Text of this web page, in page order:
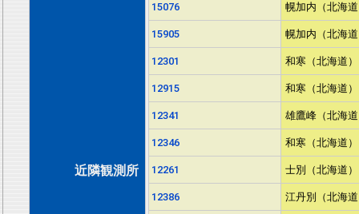
近隣観測所
15076 幌加内（北海
15905 幌加内（北海
12301 和寒（北海道）
12915 和寒（北海道）
12341 雄鷹峰（北海
12346 和寒（北海道）
12261 士別（北海道）
12386 江丹別（北海